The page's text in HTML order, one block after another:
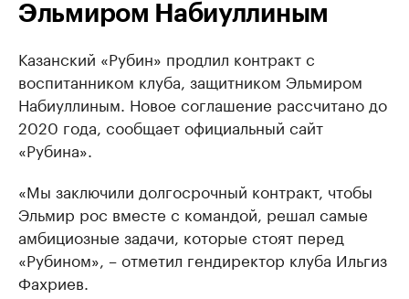
Эльмиром Набиуллиным
Казанский «Рубин» продлил контракт с
воспитанником клуба, защитником Эльмиром
Набиуллиным. Новое соглашение рассчитано до
2020 года, сообщает официальный сайт
«Рубина».
«Мы заключили долгосрочный контракт, чтобы
Эльмир рос вместе с командой, решал самые
амбициозные задачи, которые стоят перед
«Рубином», – отметил гендиректор клуба Ильгиз
Фахриев.